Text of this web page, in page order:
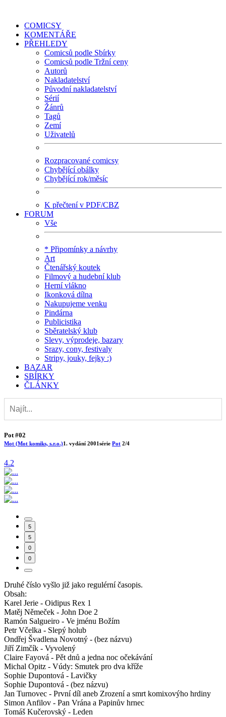
COMICSY
KOMENTÁŘE
PŘEHLEDY
Comicsů podle Sbírky
Comicsů podle Tržní ceny
Autorů
Nakladatelství
Původní nakladatelství
Sérií
Žánrů
Tagů
Zemí
Uživatelů
Rozpracované comicsy
Chybějící obálky
Chybějící rok/měsíc
K přečtení v PDF/CBZ
FORUM
Vše
* Připomínky a návrhy
Art
Čtenářský koutek
Filmový a hudební klub
Herní vlákno
Ikonková dílna
Nakupujeme venku
Pindárna
Publicistika
Sběratelský klub
Slevy, výprodeje, bazary
Srazy, cony, festivaly
Stripy, jouky, fejky :)
BAZAR
SBÍRKY
ČLÁNKY
Pot #02
Mot (Mot komiks, s.r.o.)1. vydání 2001série Pot 2/4
4.2
5
5
0
0
Druhé číslo vyšlo již jako regulérní časopis.
Obsah:
Karel Jerie - Oidipus Rex 1
Matěj Němeček - John Doe 2
Ramón Salgueiro - Ve jménu Božím
Petr Včelka - Slepý holub
Ondřej Švadlena Novotný - (bez názvu)
Jiří Zimčík - Vyvolený
Claire Fayová - Pět dnů a jedna noc očekávání
Michal Opitz - Vúdy: Smutek pro dva kříže
Sophie Dupontová - Lavičky
Sophie Dupontová - (bez názvu)
Jan Turnovec - První díl aneb Zrození a smrt komixovýho hrdiny
Simon Anfilov - Pan Vrána a Papinův hrnec
Tomáš Kučerovský - Leden